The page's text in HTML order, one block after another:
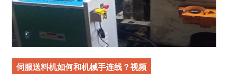
伺服送料机如何和机械手连线？视频